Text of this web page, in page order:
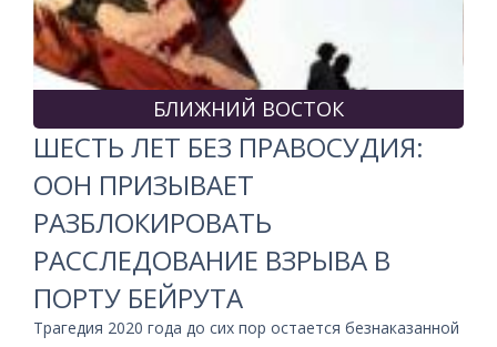
БЛИЖНИЙ ВОСТОК
ШЕСТЬ ЛЕТ БЕЗ ПРАВОСУДИЯ:
ООН ПРИЗЫВАЕТ
РАЗБЛОКИРОВАТЬ
РАССЛЕДОВАНИЕ ВЗРЫВА В
ПОРТУ БЕЙРУТА
Трагедия 2020 года до сих пор остается безнаказанной